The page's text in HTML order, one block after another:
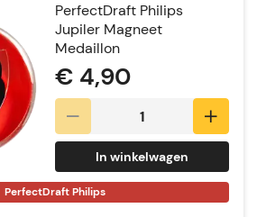
PerfectDraft Philips
Jupiler Magneet
Medaillon
€ 4,90
In winkelwagen
PerfectDraft Philips